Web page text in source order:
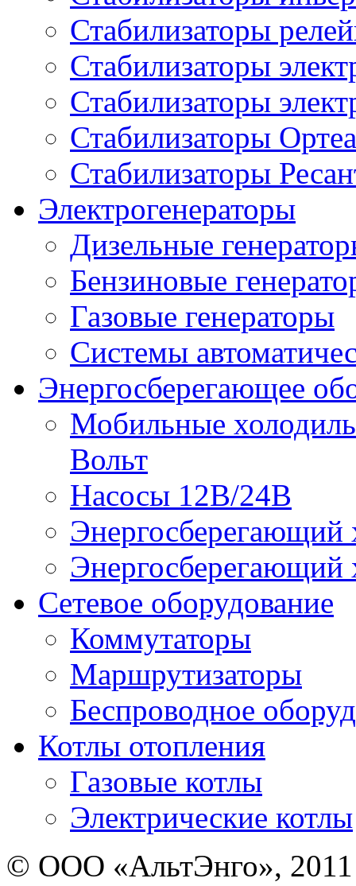
Стабилизаторы
Стабилизаторы
Стабилизаторы
Стабилизаторы Ортеа
Стабилизаторы
Электрогенераторы
Дизельные
Бензиновые
Газовые генераторы
Системы
Энергосберегающее
Мобильные
Вольт
Насосы 12В/24В
Энергосберегающий
Энергосберегающий
Сетевое оборудование
Коммутаторы
Маршрутизаторы
Беспроводное
Котлы отопления
Газовые котлы
Электрические котлы
© ООО «АльтЭнго», 2011